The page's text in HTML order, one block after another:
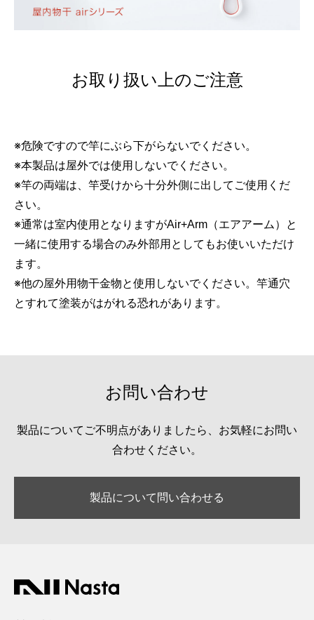
お取り扱い上のご注意
※危険ですので竿にぶら下がらないでください。
※本製品は屋外では使用しないでください。
※竿の両端は、竿受けから十分外側に出してご使用くだ
さい。
※通常は室内使用となりますがAir+Arm（エアアーム）と
一緒に使用する場合のみ外部用としてもお使いいただけ
ます。
※他の屋外用物干金物と使用しないでください。竿通穴
とすれて塗装がはがれる恐れがあります。
お問い合わせ
製品についてご不明点がありましたら、お気軽にお問い
合わせください。
製品について問い合わせる